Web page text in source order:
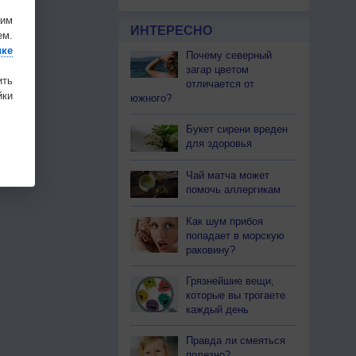
ИНТЕРЕСНО
Почему северный
загар цветом
отличается от
южного?
Букет сирени вреден
для здоровья
Чай матча может
помочь аллергикам
Как шум прибоя
попадает в морскую
раковину?
Грязнейшие вещи,
которые вы трогаете
каждый день
Правда ли смеяться